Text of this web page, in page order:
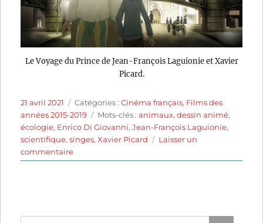
Le Voyage du Prince de Jean-François Laguionie et Xavier
Picard.
Publié
le
21 avril 2021 Catégories
Catégories :Cinéma français, Films des
années 2015-2019
Étiquettes
Mots-clés :animaux,dessin animé,
écologie, Enrico Di Giovanni,Jean-François Laguionie,
scientifique,singes,Xavier Picard
Laisser un
commentairesur
Le